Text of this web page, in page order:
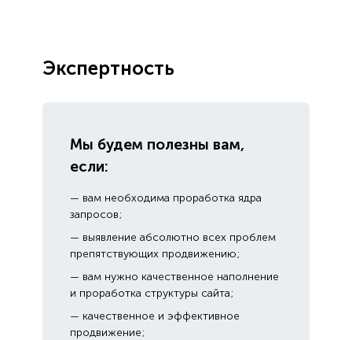
Экспертность
Мы будем полезны вам,
если:
— вам необходима проработка ядра
запросов;
— выявление абсолютно всех проблем
препятствующих продвижению;
— вам нужно качественное наполнение
и проработка структуры сайта;
— качественное и эффективное
продвижение;